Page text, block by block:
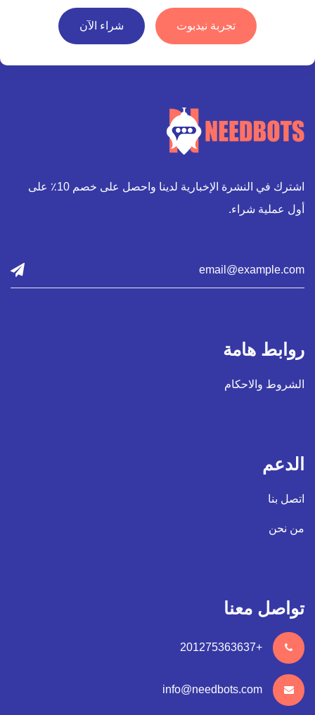
تجربة نيدبوت شراء الآن
اشترك في النشرة الإخبارية لدينا واحصل على خصم 10٪ على
أول عملية شراء.
روابط هامة
الشروط والاحكام
الدعم
اتصل بنا
من نحن
تواصل معنا
+201275363637
info@needbots.com